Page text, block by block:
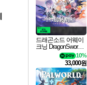
드래곤소드 어웨이
크닝 DragonSword A
10%
33,000원